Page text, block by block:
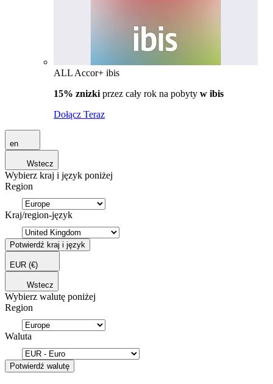
ALL Accor+ ibis
15% znizki przez cały rok na pobyty w ibis
Dołącz Teraz
en
Wstecz
Wybierz kraj i język poniżej
Region
Kraj/region-język
Potwierdź kraj i język
EUR (€)
Wstecz
Wybierz walutę poniżej
Region
Waluta
Potwierdź walutę